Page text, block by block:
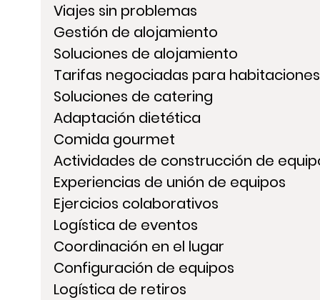
Viajes sin problemas
Gestión de alojamiento
Soluciones de alojamiento
Tarifas negociadas para habitaciones
Soluciones de catering
Adaptación dietética
Comida gourmet
Actividades de construcción de
Experiencias de unión de equipos
Ejercicios colaborativos
Logística de eventos
Coordinación en el lugar
Configuración de equipos
Logística de retiros